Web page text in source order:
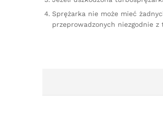
Sprężarka nie może mieć
przeprowadzonych niezgodnie